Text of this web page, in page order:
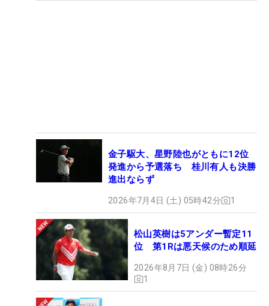
金子駆大、星野陸也がともに12位
発進から予選落ち 桂川有人も決勝
進出ならず
2026年7月4日 (土) 05時42分 1
松山英樹は5アンダー暫定11
位 第1Rは悪天候のため順延
2026年8月7日 (金) 08時26分
1